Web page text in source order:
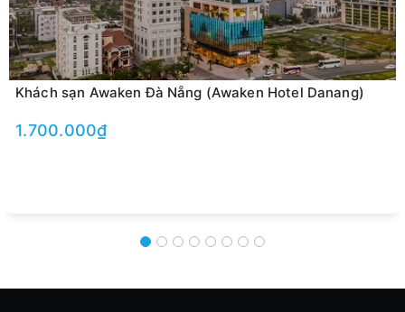
Khách sạn Awaken Đà Nẵng (Awaken Hotel Danang)
1.700.000₫